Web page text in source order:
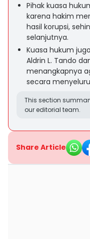
Pihak kuasa
karena hakim
hasil korupsi,
selanjutnya.
Kuasa hukum
Aldrin L. Tando
menangkapnya
secara
This section
our editorial team.
Share Article